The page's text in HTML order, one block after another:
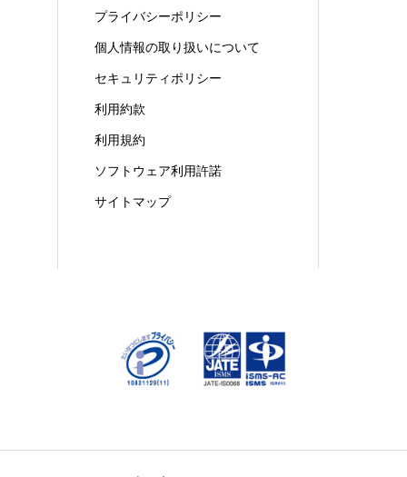
プライバシーポリシー
個人情報の取り扱いについて
セキュリティポリシー
利用約款
利用規約
ソフトウェア利用許諾
サイトマップ